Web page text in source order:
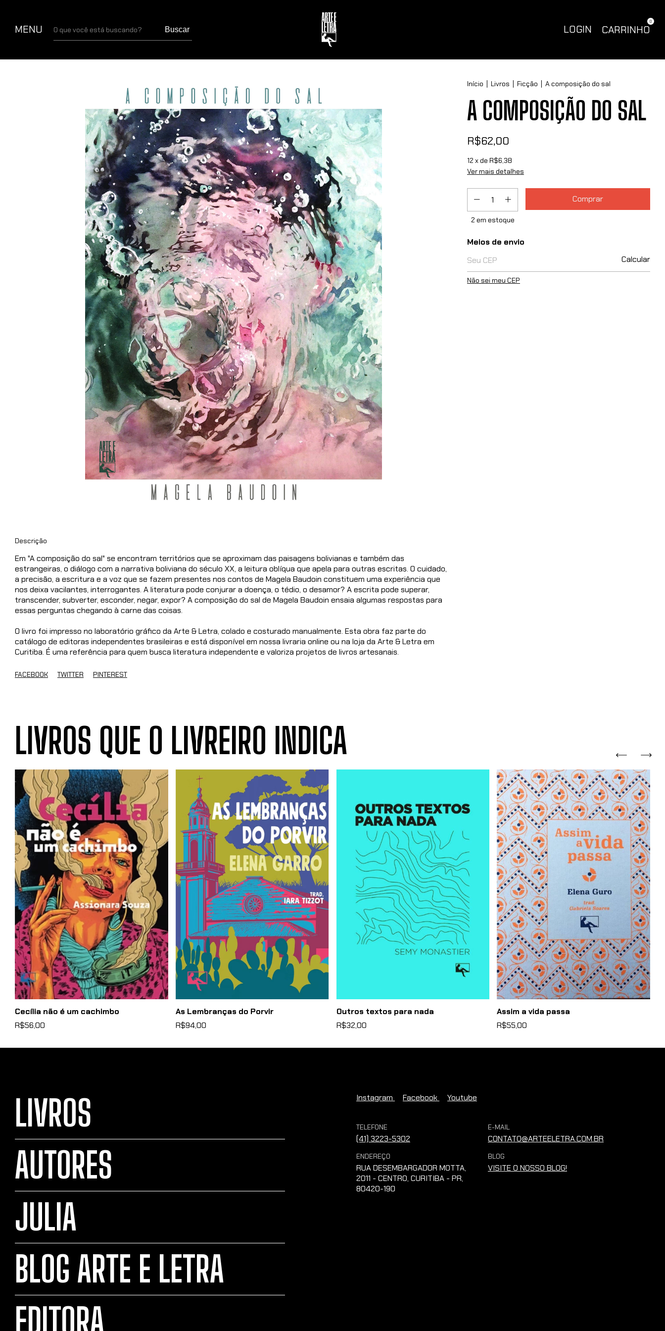
MENU Buscar LOGIN CARRINHO
0
Início Livros Ficção A composição do sal
A COMPOSIÇÃO DO SAL
R$62,00
12 x de R$6,38
Ver mais detalhes
2 em estoque
Entregas para o CEP:
Meios de envio
Calcular
Não sei meu CEP
Descrição
Em "A composição do sal" se encontram territórios que se aproximam das paisagens bolivianas e também das
estrangeiras, o diálogo com a narrativa boliviana do século XX, a leitura oblíqua que apela para outras escritas. O cuidado,
a precisão, a escritura e a voz que se fazem presentes nos contos de Magela Baudoin constituem uma experiência que
nos deixa vacilantes, interrogantes. A literatura pode conjurar a doença, o tédio, o desamor? A escrita pode superar,
transcender, subverter, esconder, negar, expor? A composição do sal de Magela Baudoin ensaia algumas respostas para
essas perguntas chegando à carne das coisas.
O livro foi impresso no laboratório gráfico da Arte & Letra, colado e costurado manualmente. Esta obra faz parte do
catálogo de editoras independentes brasileiras e está disponível em nossa livraria online ou na loja da Arte & Letra em
Curitiba. É uma referência para quem busca literatura independente e valoriza projetos de livros artesanais.
FACEBOOK TWITTER PINTEREST
LIVROS QUE O LIVREIRO INDICA
Cecília não é um cachimbo
R$56,00
As Lembranças do Porvir
R$94,00
Outros textos para nada
R$32,00
Assim a vida passa
R$55,00
LIVROS
AUTORES
JULIA
BLOG ARTE E LETRA
EDITORA
Instagram Facebook Youtube
TELEFONE
(41) 3223-5302
E-MAIL
CONTATO@ARTEELETRA.COM.BR
ENDEREÇO
RUA DESEMBARGADOR MOTTA,
2011 - CENTRO, CURITIBA - PR,
80420-190
BLOG
VISITE O NOSSO BLOG!